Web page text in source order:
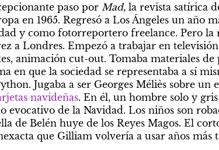
paso por Mad, la revista satírica
en 1965. Regresó a Los Ángeles un año
y como fotorreportero freelance. Pero la
a Londres. Empezó a trabajar en
animación cut-out. Tomaba materiales de
en que la sociedad se representaba a sí
Jugaba a ser Georges Méliès sobre un
navideñas. En él, un hombre solo y
evocativo de la Navidad. Los niños son
de Belén huye de los Reyes Magos. El
que Gilliam volvería a usar años más